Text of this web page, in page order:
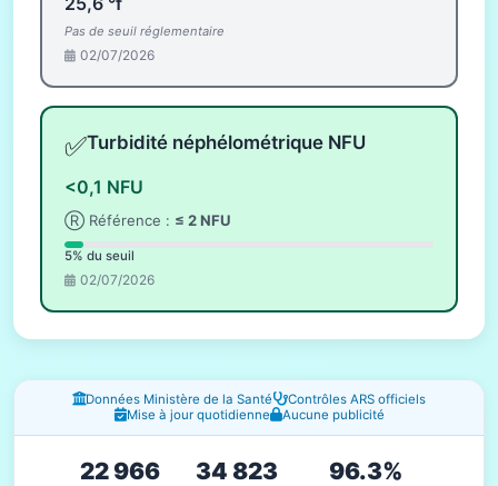
Pas de seuil réglementaire
02/07/2026
✅Turbidité néphélométrique NFU
<0,1 NFU
Ⓡ Référence : ≤ 2 NFU
5% du seuil
02/07/2026
Fenêtres d'information
Données Ministère de la Santé
Contrôles ARS officiels
Mise à jour quotidienne
Aucune publicité
22 966 34 823 96.3%